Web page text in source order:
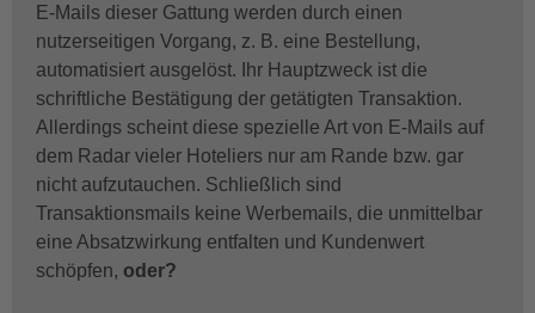
E-Mails dieser Gattung werden durch einen
nutzerseitigen Vorgang, z. B. eine Bestellung,
automatisiert ausgelöst. Ihr Hauptzweck ist die
schriftliche Bestätigung der getätigten Transaktion.
Allerdings scheint diese spezielle Art von E-Mails auf
dem Radar vieler Hoteliers nur am Rande bzw. gar
nicht aufzutauchen. Schließlich sind
Transaktionsmails keine Werbemails, die unmittelbar
eine Absatzwirkung entfalten und Kundenwert
schöpfen, oder?